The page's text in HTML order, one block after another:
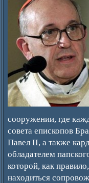
сооружении, где
совета епископов
Павел II, а также
обладателем
которой, как
находиться